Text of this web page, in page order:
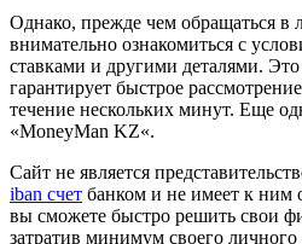
Однако, прежде чем обращаться
внимательно ознакомиться с
ставками и другими деталями.
гарантирует быстрое
течение нескольких минут. Еще
«MoneyMan KZ«.
Сайт не является
iban счет банком и не имеет к ним
вы сможете быстро решить свои
затратив минимум своего